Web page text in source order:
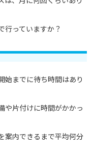
行っていますか？
までに待ち時間はあり
や片付けに時間がかかっ
案内できるまで平均何分